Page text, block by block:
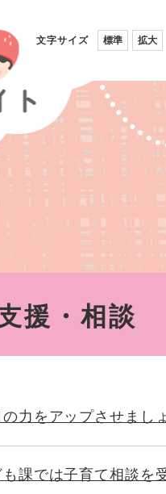
文字サイズ 標準 拡大
援・相談
の力をアップさせまし
も課では子育て相談を